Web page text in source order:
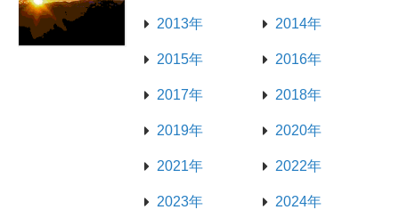
2013年 2014年
2015年 2016年
2017年 2018年
2019年 2020年
2021年 2022年
2023年 2024年